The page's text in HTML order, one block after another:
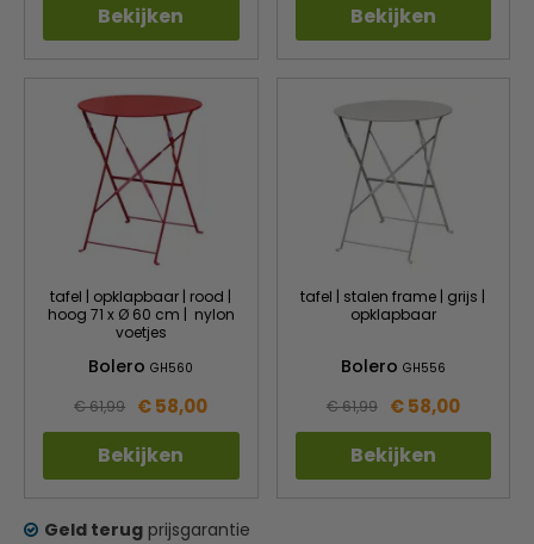
Bekijken Bekijken
tafel | opklapbaar | rood |
hoog 71 x Ø 60 cm | nylon
voetjes
BoleroGH560
€ 61,99 € 58,00
Bekijken
tafel | stalen frame | grijs |
opklapbaar
Bolero GH556
€ 61,99 € 58,00
Bekijken
Geld terug prijsgarantie